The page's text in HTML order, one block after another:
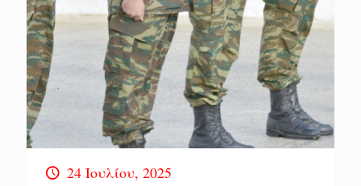
24 Ιουλίου, 2025